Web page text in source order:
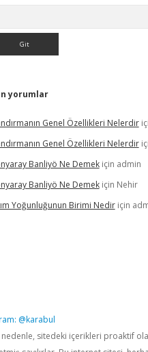
yorumlar
Genel Özellikleri Nelerdir
Genel Özellikleri Nelerdir
Banliyö Ne Demekiçin admin
Banliyö Ne Demekiçin Nehir
Yoğunluğunun Birimi Nediriçin
@karabul
nedenle, sitedeki içerikleri proaktif